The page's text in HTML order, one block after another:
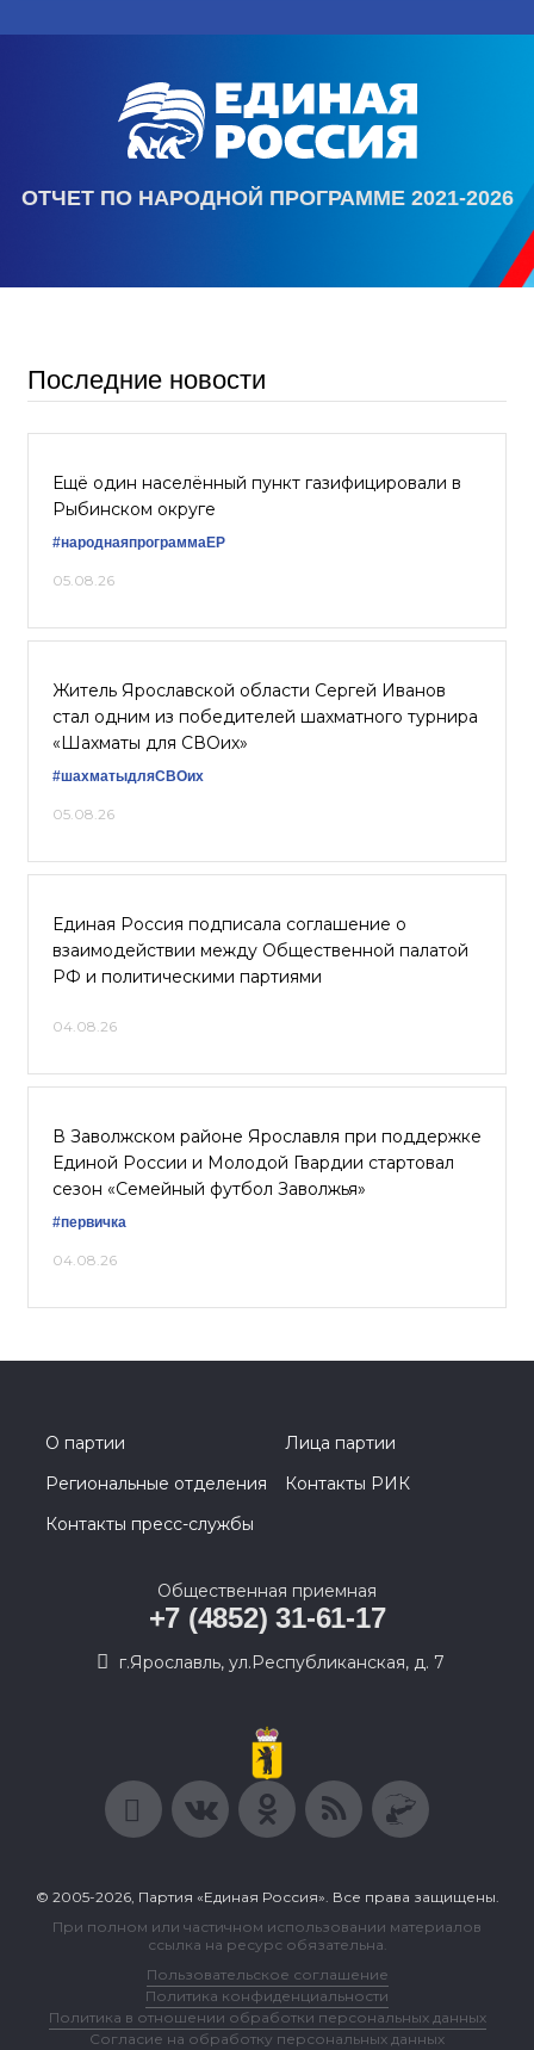
ОТЧЕТ ПО НАРОДНОЙ ПРОГРАММЕ 2021-2026
Последние новости
Ещё один населённый пункт газифицировали в
Рыбинском округе
#народнаяпрограммаЕР
05.08.26
Житель Ярославской области Сергей Иванов
стал одним из победителей шахматного турнира
«Шахматы для СВОих»
#шахматыдляСВОих
05.08.26
Единая Россия подписала соглашение о
взаимодействии между Общественной палатой
РФ и политическими партиями
04.08.26
В Заволжском районе Ярославля при поддержке
Единой России и Молодой Гвардии стартовал
сезон «Семейный футбол Заволжья»
#первичка
04.08.26
О партии
Лица партии
Региональные отделения
Контакты РИК
Контакты пресс-службы
Общественная приемная
+7 (4852) 31-61-17
г.Ярославль, ул.Республиканская, д. 7
© 2005-2026, Партия «Единая Россия». Все права защищены.
При полном или частичном использовании материалов
ссылка на ресурс обязательна.
Пользовательское соглашение
Политика конфиденциальности
Политика в отношении обработки персональных данных
Согласие на обработку персональных данных